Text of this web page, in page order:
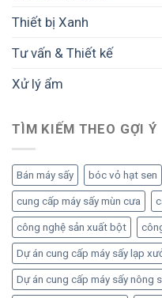
Thiết bị Xanh
Tư vấn & Thiết kế
Xử lý ẩm
TÌM KIẾM THEO GỢI Ý
Bán máy sấy bóc vỏ hạt sen
cung cấp máy sấy mùn cưa
công nghệ sản xuất bột
Dự án cung cấp máy sấy lạp
Dự án cung cấp máy sấy nông